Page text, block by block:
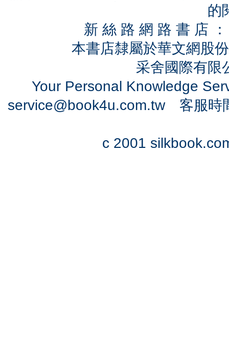
的
新 絲 路 網 路 書 店
本書店隸屬於華文網股
采舍國際有
Your Personal Knowledge
service@book4u.com.tw客服時
c 2001